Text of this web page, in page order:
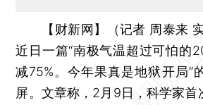
【财新网】（记者 周泰来
近日一篇“南极气温超过可怕的
减75%。今年果真是地狱开局”
屏。文章称，2月9日，科学家首